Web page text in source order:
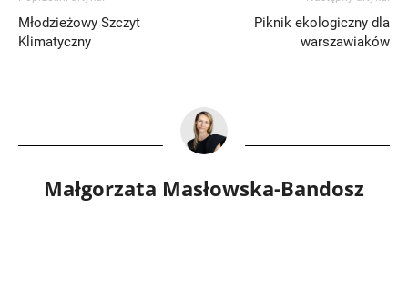
Młodzieżowy Szczyt
Klimatyczny
Piknik ekologiczny dla
warszawiaków
Małgorzata Masłowska-Bandosz